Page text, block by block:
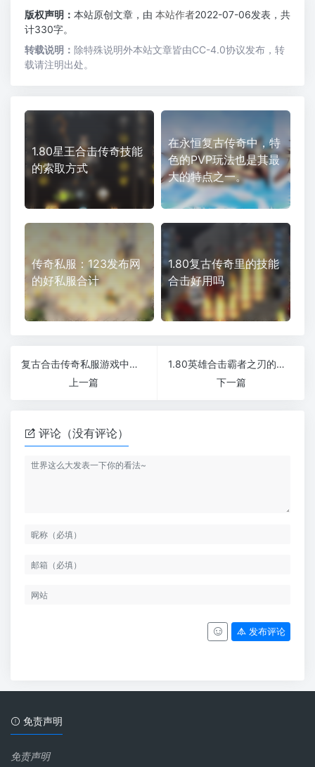
版权声明： 本站原创文章，由 本站作者2022-07-06发表，共
计330字。
转载说明： 除特殊说明外本站文章皆由CC-4.0协议发布，转
载请注明出处。
1.80星王合击传奇技能
的索取方式
在永恒复古传奇中，特
色的PVP玩法也是其最
大的特点之一。
传奇私服：123发布网
的好私服合计
1.80复古传奇里的技能
合击好用吗
复古合击传奇私服游戏中哪个组合是最厉害的呢
上一篇
1.80英雄合击霸者之刃的属性如何
下一篇
评论（没有评论）
发布评论
免责声明
免责声明